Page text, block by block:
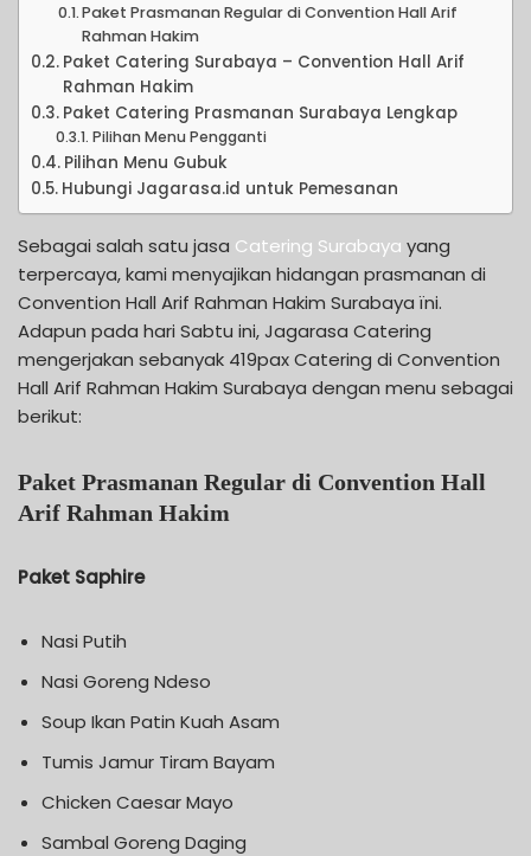
Paket Prasmanan Regular di Convention Hall Arif
Rahman Hakim
Paket Catering Surabaya – Convention Hall Arif
Rahman Hakim
Paket Catering Prasmanan Surabaya Lengkap
Pilihan Menu Pengganti
Pilihan Menu Gubuk
Hubungi Jagarasa.id untuk Pemesanan
Sebagai salah satu jasa Catering Surabaya yang
terpercaya, kami menyajikan hidangan prasmanan di
Convention Hall Arif Rahman Hakim Surabaya ïni.
Adapun pada hari Sabtu ini, Jagarasa Catering
mengerjakan sebanyak 419pax Catering di Convention
Hall Arif Rahman Hakim Surabaya dengan menu sebagai
berikut:
Paket Prasmanan Regular di Convention Hall
Arif Rahman Hakim
Paket Saphire
Nasi Putih
Nasi Goreng Ndeso
Soup Ikan Patin Kuah Asam
Tumis Jamur Tiram Bayam
Chicken Caesar Mayo
Sambal Goreng Daging